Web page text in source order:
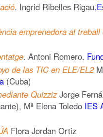
. Ingrid Ribelles Rigau.
emprenedora al treball
. Antoni Romero.
de las TIC en ELE/EL2
(Cuba)
QuizzizJorge
Mª Elena Toledo IES
Flora Jordan Ortiz